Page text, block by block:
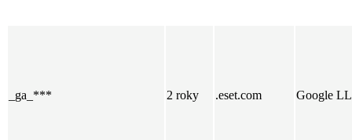
_ga_*** 2 roky .eset.com Google